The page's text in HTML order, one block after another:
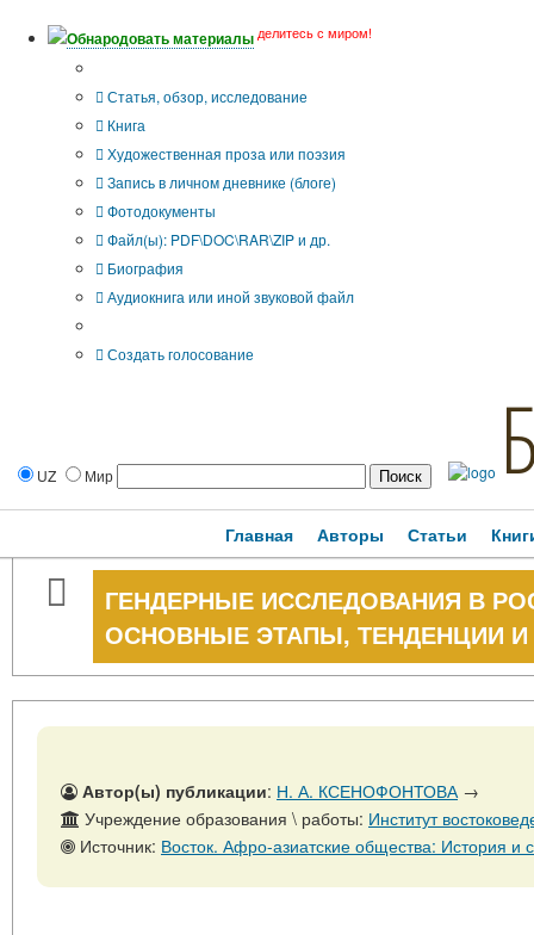
Обнародовать материалы делитесь с миром!
Статья, обзор, исследование
Книга
Художественная проза или поэзия
Запись в личном дневнике (блоге)
Фотодокументы
Файл(ы): PDF\DOC\RAR\ZIP и др.
Биография
Аудиокнига или иной звуковой файл
Создать голосование
UZ Мир
Главная Авторы Статьи
ГЕНДЕРНЫЕ ИССЛЕДОВАНИЯ В
ОСНОВНЫЕ ЭТАПЫ, ТЕНДЕНЦИИ И
Автор(ы) публикации: Н. А. КСЕНОФОНТОВА→
Учреждение образования \ работы: Институт
Источник: Восток. Афро-азиатские общества: История и современность. - № 1. -